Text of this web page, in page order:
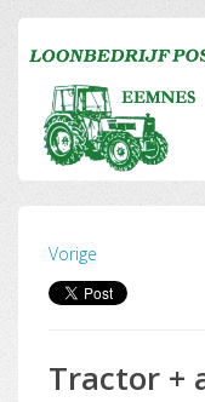
Vorige
Tractor +